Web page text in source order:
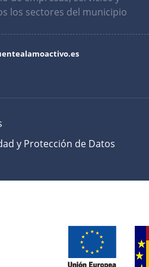
los sectores del municipio
y Protección de Datos